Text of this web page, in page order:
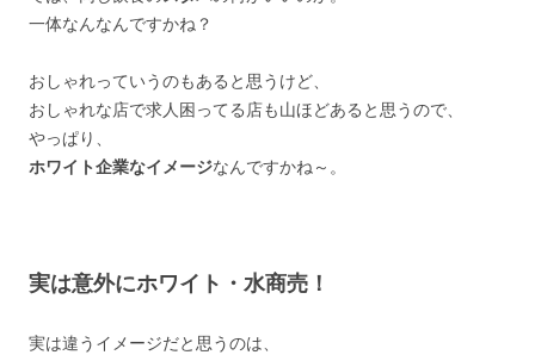
一体なんなんですかね？
おしゃれっていうのもあると思うけど、
おしゃれな店で求人困ってる店も山ほどあると思うので、
やっぱり、
ホワイト企業なイメージなんですかね～。
実は意外にホワイト・水商売！
実は違うイメージだと思うのは、